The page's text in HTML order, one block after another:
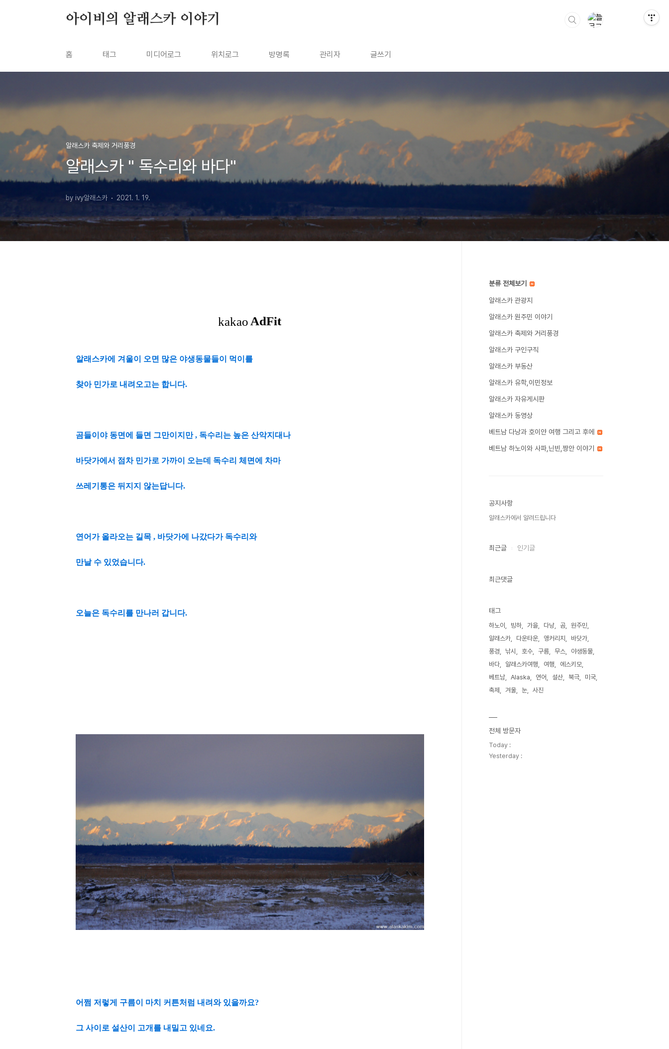
아이비의 알래스카 이야기
홈 태그 미디어로그 위치로그 방명록 관리자 글쓰기
알래스카 축제와 거리풍경
알래스카 " 독수리와 바다"
by ivy알래스카 2021. 1. 19.
알래스카에 겨울이 오면 많은 야생동물들이 먹이를
찾아 민가로 내려오고는 합니다.
곰들이야 동면에 들면 그만이지만 , 독수리는 높은 산악지대나
바닷가에서 점차 민가로 가까이 오는데 독수리 체면에 차마
쓰레기통은 뒤지지 않는답니다.
연어가 올라오는 길목 , 바닷가에 나갔다가 독수리와
만날 수 있었습니다.
오늘은 독수리를 만나러 갑니다.
어쩜 저렇게 구름이 마치 커튼처럼 내려와 있을까요?
그 사이로 설산이 고개를 내밀고 있네요.
분류 전체보기
알래스카 관광지
알래스카 원주민 이야기
알래스카 축제와 거리풍경
알래스카 구인구직
알래스카 부동산
알래스카 유학,이민정보
알래스카 자유게시판
알래스카 동영상
베트남 다낭과 호이얀 여행 그리고 후에
베트남 하노이와 사파,닌빈,짱안 이야기
공지사항
알래스카에서 알려드립니다
최근글 인기글
최근댓글
태그
하노이 빙하 가을 다낭 곰
원주민
알래스카
다운타운 앵커리지
바닷가
풍경
낚시 호수 구름 무스
야생동물
바다
알래스카여행 여행
에스키모
베트남
Alaska 연어 설산 북극
미국
축제
겨울 눈 사진
전체 방문자
Today :
Yesterday :